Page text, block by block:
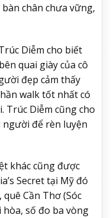
chân chưa vững,
Diễm cho biết
quai giày của cô
đẹp cảm thấy
walk tốt nhất có
Trúc Diễm cũng cho
người để rèn luyện
khác cũng được
Secret tại Mỹ đó
Cần Thơ (Sóc
hòa, số đo ba vòng